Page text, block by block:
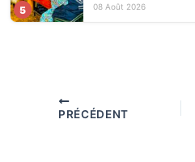
5 08 Août 2026
PRÉCÉDENT